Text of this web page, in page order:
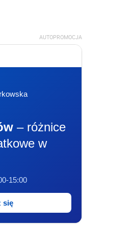
AUTOPROMOCJA
– różnice
w
15:00
się